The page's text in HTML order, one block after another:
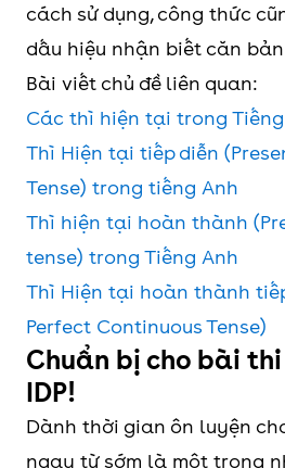
cách sử dụng, công thức
dấu hiệu nhận biết căn
Bài viết chủ đề liên quan:
Các thì hiện tại trong
Thì Hiện tại tiếp diễn
Tense) trong tiếng Anh
Thì hiện tại hoàn thành
tense) trong Tiếng Anh
Thì Hiện tại hoàn thành
Perfect Continuous Tense)
Chuẩn bị cho bài thi
IDP!
Dành thời gian ôn luyện
ngay từ sớm là một trong